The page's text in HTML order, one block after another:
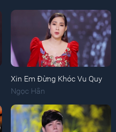
Xin Em Đừng Khóc Vu Quy
Ngọc Hân